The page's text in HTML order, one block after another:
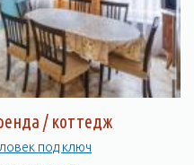
/ коттедж
под ключ